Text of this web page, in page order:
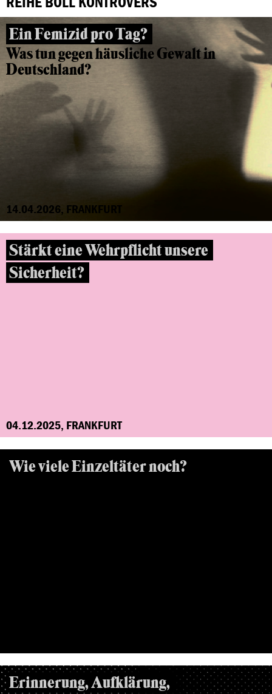
Ein Femizid pro Tag?
Was tun gegen häusliche Gewalt in
Deutschland?
14.04.2026, FRANKFURT
Stärkt eine Wehrpflicht unsere
Sicherheit?
04.12.2025, FRANKFURT
Wie viele Einzeltäter noch?
Erinnerung, Aufklärung,